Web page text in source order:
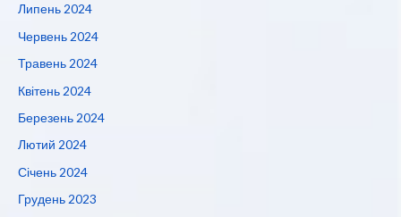
Липень 2024
Червень 2024
Травень 2024
Квітень 2024
Березень 2024
Лютий 2024
Січень 2024
Грудень 2023